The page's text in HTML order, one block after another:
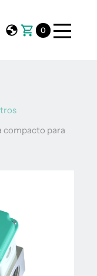
0
compacto para